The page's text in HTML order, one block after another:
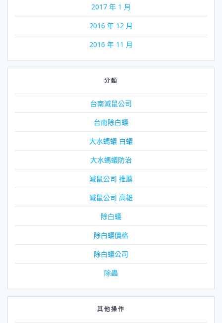
2017 年 1 月
2016 年 12 月
2016 年 11 月
分類
台南滅鼠公司
台南除白蟻
大水螞蟻 白蟻
大水螞蟻防治
滅鼠公司 推薦
滅鼠公司 高雄
除白蟻
除白蟻價格
除白蟻公司
除蟲
其他操作